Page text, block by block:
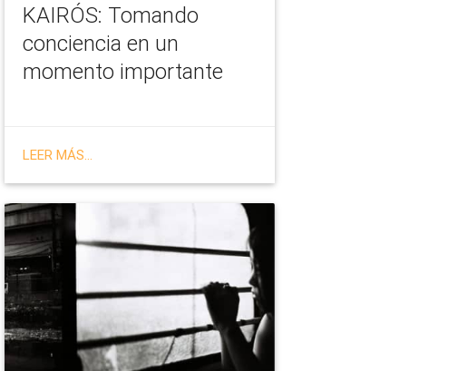
KAIRÓS: Tomando
conciencia en un
momento importante
LEER MÁS...